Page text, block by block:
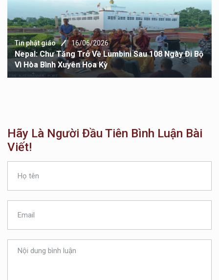
Tin phật giáo 16/06/2026
Nepal: Chư Tăng Trở Về Lumbini Sau 108 Ngày Đi Bộ
Vì Hòa Bình Xuyên Hoa Kỳ
Hãy Là Người Đầu Tiên Bình Luận Bài
Viết!